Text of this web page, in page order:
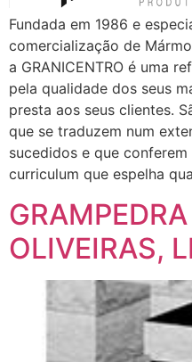
Fundada em 1986 e
comercialização de
a GRANICENTRO é uma
pela qualidade dos seus
presta aos seus clientes.
que se traduzem num
sucedidos e que conferem
curriculum que espelha
OLIVEIRAS,